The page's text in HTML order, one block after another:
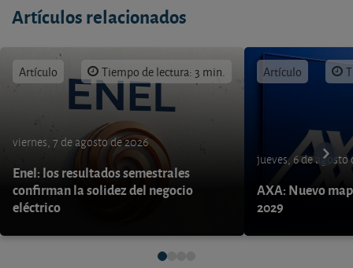
Artículos relacionados
Artículo Tiempo de lectura: 3 min.
viernes, 7 de agosto de 2026
Enel: los resultados semestrales
confirman la solidez del negocio
eléctrico
Artículo
jueves, 6 de agosto
AXA: Nuevo
2029